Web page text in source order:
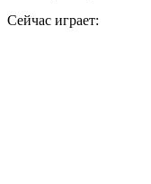
Сейчас играет: